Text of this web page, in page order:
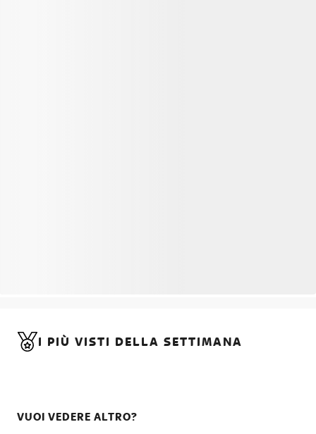
I PIÙ VISTI DELLA SETTIMANA
VUOI VEDERE ALTRO?